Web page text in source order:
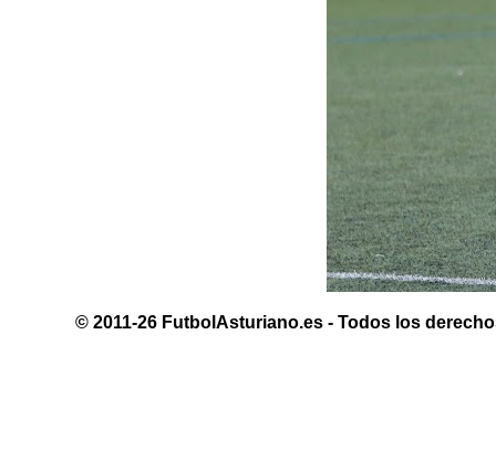
© 2011-26 FutbolAsturiano.es - Todos los